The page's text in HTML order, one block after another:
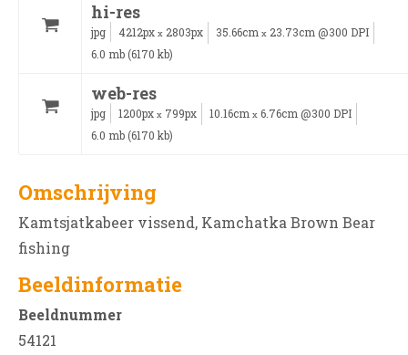
hi-res
jpg 4212px x 2803px 35.66cm x 23.73cm @300 DPI
6.0 mb (6170 kb)
web-res
jpg 1200px x 799px 10.16cm x 6.76cm @300 DPI
6.0 mb (6170 kb)
Omschrijving
Kamtsjatkabeer vissend, Kamchatka Brown Bear
fishing
Beeldinformatie
Beeldnummer
54121